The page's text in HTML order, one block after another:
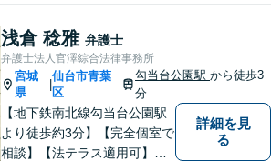
を上げられない方々が安心し
て暮らせるよう少しでも力に
なりたいと思っています。法
律問題でお困りの方はお気軽
にご相談ください。
浅倉 稔雅 弁護士
弁護士法人官澤綜合法律事務所
宮城
県
|
仙台市青葉
区
勾当台公園駅から徒歩3
分
【地下鉄南北線勾当台公園駅
より徒歩約3分】【完全個室で
相談】【法テラス適用可】十
詳細を見
る